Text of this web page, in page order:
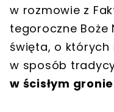
w rozmowie z
tegoroczne Boże
święta, o których
w sposób
w ścisłym